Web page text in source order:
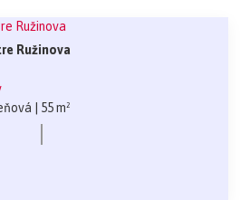
Ružinova
| 55 m²